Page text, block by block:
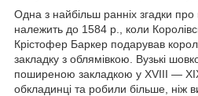
Одна з найбільш ранніх згадки про
належить до 1584 р., коли
Крістофер Баркер подарував
закладку з облямівкою. Вузькі
поширеною закладкою у XVIII — XIX
обкладинці та робили більше, ніж